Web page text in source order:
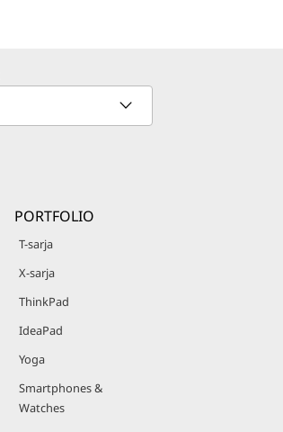
PORTFOLIO
T-sarja
X-sarja
ThinkPad
IdeaPad
Yoga
Smartphones &
Watches